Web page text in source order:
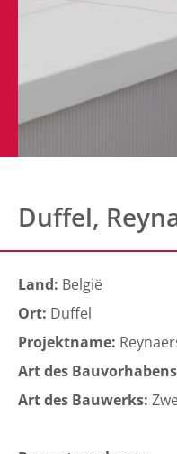
Duffel,
Land: België
Ort: Duffel
Projektname:
Art des
Art des Bauwerks: